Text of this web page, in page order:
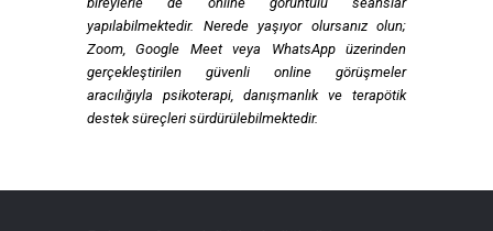
yapılabilmektedir. Nerede yaşıyor olursanız olun;
Zoom, Google Meet veya WhatsApp üzerinden
gerçekleştirilen güvenli online görüşmeler
aracılığıyla psikoterapi, danışmanlık ve terapötik
destek süreçleri sürdürülebilmektedir.